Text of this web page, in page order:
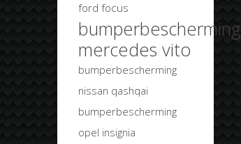
ford focus
bumperbescherming
mercedes vito
bumperbescherming
nissan qashqai
bumperbescherming
opel insignia